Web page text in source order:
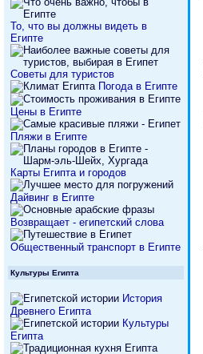
То, что вы должны видеть в
Египте
Советы для туристов
Погода в Египте
Цены в Египте
Пляжи в Египте
Карты Египта и городов
Дайвинг в Египте
Возвращает - египетский слова
Общественный транспорт в Египте
Культуры Египта
История
Древнего Египта
Культуры
Египта